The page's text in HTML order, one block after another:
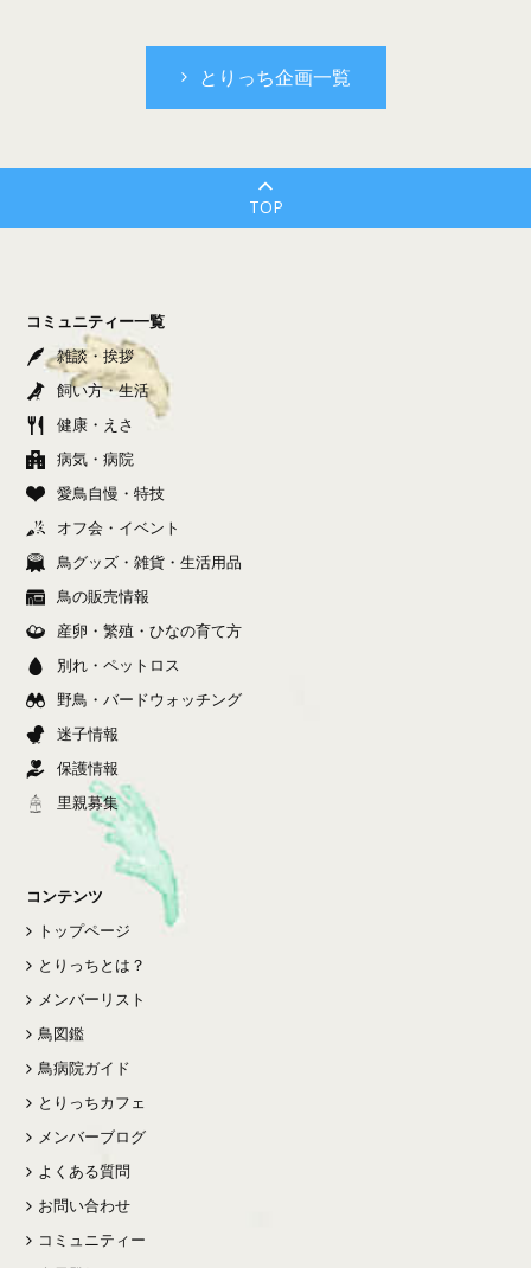
とりっち企画一覧
TOP
コミュニティー一覧
雑談・挨拶
飼い方・生活
健康・えさ
病気・病院
愛鳥自慢・特技
オフ会・イベント
鳥グッズ・雑貨・生活用品
鳥の販売情報
産卵・繁殖・ひなの育て方
別れ・ペットロス
野鳥・バードウォッチング
迷子情報
保護情報
里親募集
コンテンツ
トップページ
とりっちとは？
メンバーリスト
鳥図鑑
鳥病院ガイド
とりっちカフェ
メンバーブログ
よくある質問
お問い合わせ
コミュニティー